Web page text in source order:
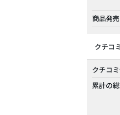
商品発
クチコ
クチコ
累計の